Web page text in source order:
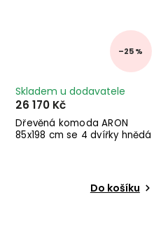
–25 %
Dřevěná komoda ARON
85x198 cm se 4 dvířky hnědá
Skladem u dodavatele
26 170 Kč
Do košíku